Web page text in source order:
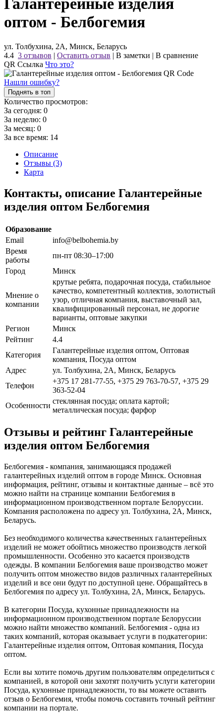
Галантерейные изделия
оптом - Белбогемия
ул. Толбухина, 2А, Минск, Беларусь
4.4 3 отзывов | Оставить отзыв | В заметки | В сравнение
QR Ссылка Что это?
Нашли ошибку?
Поднять в топ
Количество просмотров:
За сегодня: 0
За неделю: 0
За месяц: 0
За все время: 14
Описание
Отзывы (3)
Карта
Контакты, описание Галантерейные
изделия оптом Белбогемия
Образование
Email
info@belbohemia.by
Время
работы
пн-пт 08:30–17:00
Город
Минск
Мнение о
компании
крутые ребята, подарочная посуда, стабильное
качество, компетентный коллектив, золотистый
узор, отличная компания, выставочный зал,
квалифицированный персонал, не дорогие
варианты, оптовые закупки
Регион
Минск
Рейтинг
4.4
Категория
Галантерейные изделия оптом, Оптовая
компания, Посуда оптом
Адрес
ул. Толбухина, 2А, Минск, Беларусь
Телефон
+375 17 281-77-55, +375 29 763-70-57, +375 29
363-52-04
Особенности
стеклянная посуда; оплата картой;
металлическая посуда; фарфор
Отзывы и рейтинг Галантерейные
изделия оптом Белбогемия
Белбогемия - компания, занимающаяся продажей
галантерейных изделий оптом в городе Минск. Основная
информация, рейтинг, отзывы и контактные данные – всё это
можно найти на странице компании Белбогемия в
информационном производственном портале Белоруссии.
Компания расположена по адресу ул. Толбухина, 2А, Минск,
Беларусь.
Без необходимого количества качественных галантерейных
изделий не может обойтись множество производств легкой
промышленности. Особенно это касается производств
одежды. В компании Белбогемия ваше производство может
получить оптом множество видов различных галантерейных
изделий и все они будут по доступной цене. Обращайтесь в
Белбогемия по адресу ул. Толбухина, 2А, Минск, Беларусь.
В категории Посуда, кухонные принадлежности на
информационном производственном портале Белоруссии
можно найти множество компаний. Белбогемия - одна из
таких компаний, которая оказывает услуги в подкатегории:
Галантерейные изделия оптом, Оптовая компания, Посуда
оптом.
Если вы хотите помочь другим пользователям определиться с
компанией, в которой они захотят получить услуги категории
Посуда, кухонные принадлежности, то вы можете оставить
отзыв о Белбогемия, чтобы помочь составить точный рейтинг
компании на портале.